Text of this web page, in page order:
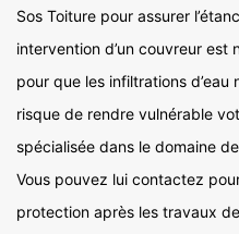
Sos Toiture pour assurer
intervention d’un couvreur est
pour que les infiltrations
risque de rendre vulnérable
spécialisée dans le domaine
Vous pouvez lui contactez
protection après les travaux